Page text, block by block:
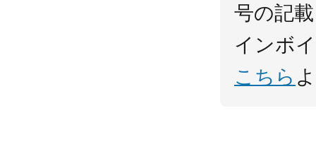
号の記
インボ
こちら